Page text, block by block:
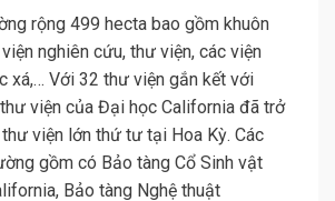
rộng 499 hecta bao gồm khuôn
nghiên cứu, thư viện, các viện
xá,… Với 32 thư viện gắn kết với
viện của Đại học California đã trở
viện lớn thứ tư tại Hoa Kỳ. Các
gồm có Bảo tàng Cổ Sinh vật
Bảo tàng Nghệ thuật